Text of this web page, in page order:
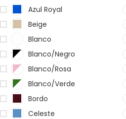
Azul Royal
Beige
Blanco
Blanco/Negro
Blanco/Rosa
Blanco/Verde
Bordo
Celeste